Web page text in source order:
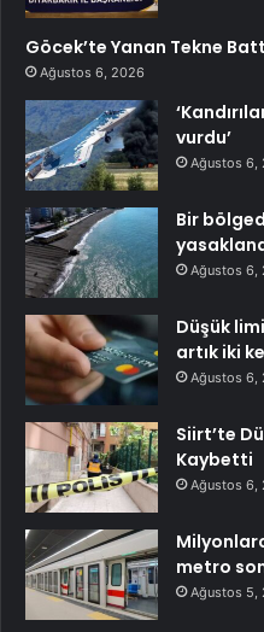
Göcek’te Yanan Tekne
Ağustos 6, 2026
vurdu’
Ağustos 6,
Bir
Ağustos 6,
Düşük
artık iki
Ağustos 6,
Siirt’te
Kaybetti
Ağustos 6,
metro
Ağustos 5,